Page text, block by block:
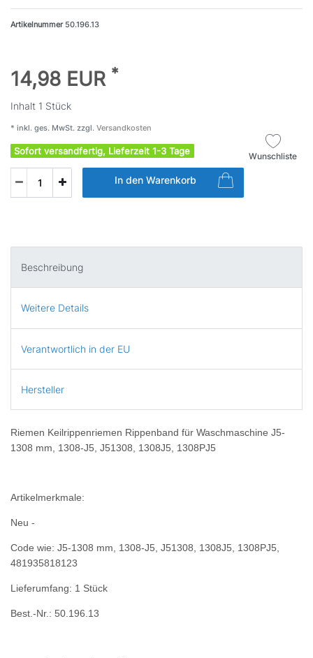
Artikelnummer 50.196.13
14,98 EUR *
Inhalt 1 Stück
* inkl. ges. MwSt. zzgl. Versandkosten
Sofort versandfertig, Lieferzeit 1-3 Tage
In den Warenkorb
Wunschliste
Beschreibung
Weitere Details
Verantwortlich in der EU
Hersteller
Riemen Keilrippenriemen Rippenband für Waschmaschine J5-
1308 mm, 1308-J5, J51308, 1308J5, 1308PJ5
Artikelmerkmale:
Neu -
Code wie: J5-1308 mm, 1308-J5, J51308, 1308J5, 1308PJ5,
481935818123
Lieferumfang: 1 Stück
Best.-Nr.: 50.196.13